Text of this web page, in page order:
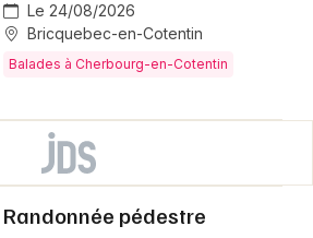
Le 24/08/2026
Bricquebec-en-Cotentin
Balades à Cherbourg-en-Cotentin
Randonnée pédestre